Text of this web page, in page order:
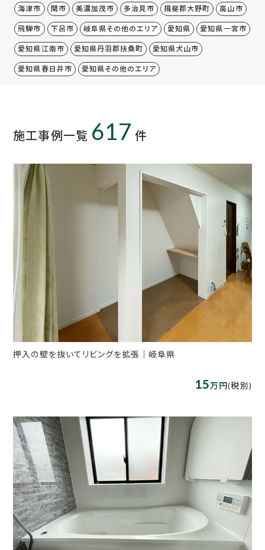
海津市 関市 美濃加茂市 多治見市 揖斐郡大野町 高山市
飛騨市 下呂市 岐阜県その他のエリア 愛知県 愛知県一宮市
愛知県江南市 愛知県丹羽郡扶桑町 愛知県犬山市
愛知県春日井市 愛知県その他のエリア
施工事例一覧 617 件
押入の壁を抜いてリビングを拡張｜岐阜県
15万円(税別)